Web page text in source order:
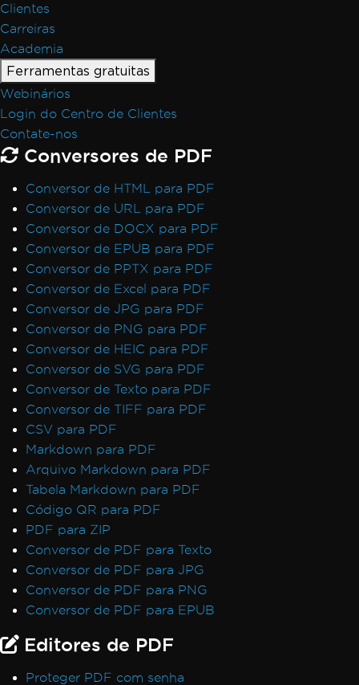
Clientes
Carreiras
Academia
Ferramentas gratuitas
Webinários
Login do Centro de Clientes
Contate-nos
Conversores de PDF
Conversor de HTML para PDF
Conversor de URL para PDF
Conversor de DOCX para PDF
Conversor de EPUB para PDF
Conversor de PPTX para PDF
Conversor de Excel para PDF
Conversor de JPG para PDF
Conversor de PNG para PDF
Conversor de HEIC para PDF
Conversor de SVG para PDF
Conversor de Texto para PDF
Conversor de TIFF para PDF
CSV para PDF
Markdown para PDF
Arquivo Markdown para PDF
Tabela Markdown para PDF
Código QR para PDF
PDF para ZIP
Conversor de PDF para Texto
Conversor de PDF para JPG
Conversor de PDF para PNG
Conversor de PDF para EPUB
Editores de PDF
Proteger PDF com senha